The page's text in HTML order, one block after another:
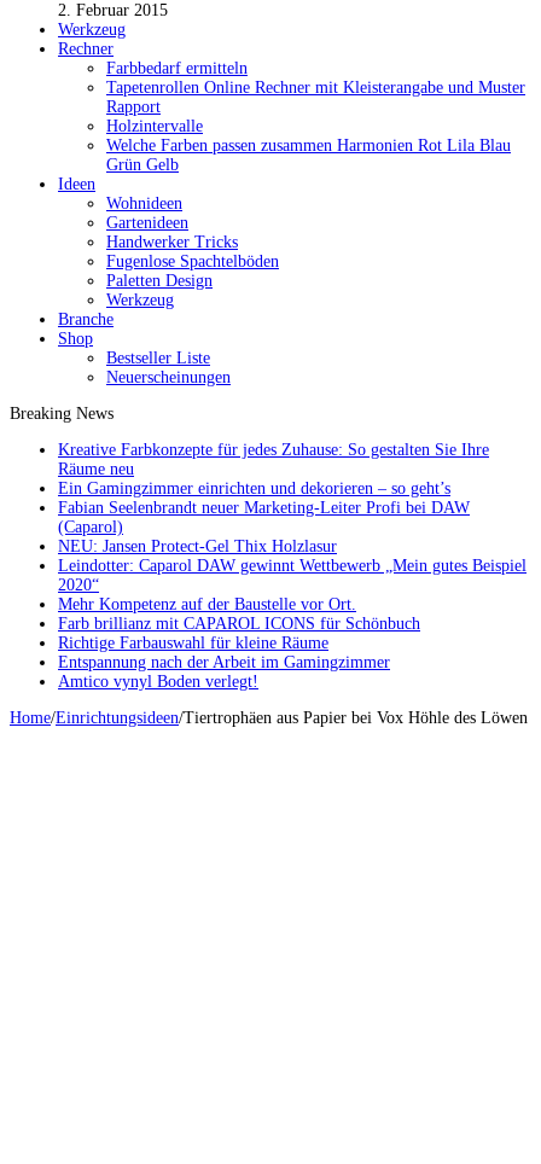
2. Februar 2015
Werkzeug
Rechner
Farbbedarf ermitteln
Tapetenrollen Online Rechner mit Kleisterangabe und Muster
Rapport
Holzintervalle
Welche Farben passen zusammen Harmonien Rot Lila Blau
Grün Gelb
Ideen
Wohnideen
Gartenideen
Handwerker Tricks
Fugenlose Spachtelböden
Paletten Design
Werkzeug
Branche
Shop
Bestseller Liste
Neuerscheinungen
Breaking News
Kreative Farbkonzepte für jedes Zuhause: So gestalten Sie Ihre
Räume neu
Ein Gamingzimmer einrichten und dekorieren – so geht’s
Fabian Seelenbrandt neuer Marketing-Leiter Profi bei DAW
(Caparol)
NEU: Jansen Protect-Gel Thix Holzlasur
Leindotter: Caparol DAW gewinnt Wettbewerb „Mein gutes Beispiel
2020“
Mehr Kompetenz auf der Baustelle vor Ort.
Farb brillianz mit CAPAROL ICONS für Schönbuch
Richtige Farbauswahl für kleine Räume
Entspannung nach der Arbeit im Gamingzimmer
Amtico vynyl Boden verlegt!
Home/Einrichtungsideen/Tiertrophäen aus Papier bei Vox Höhle des Löwen